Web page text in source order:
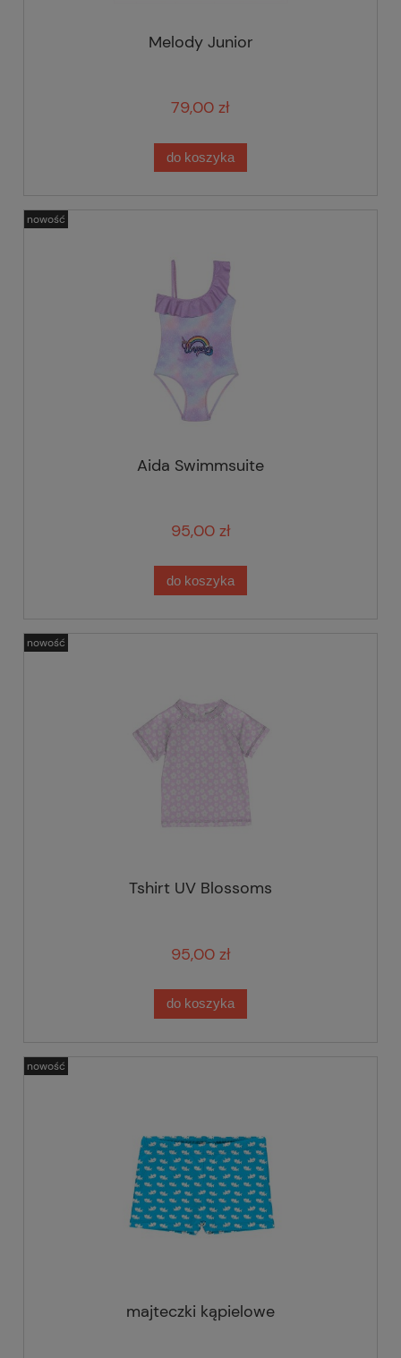
Melody Junior
79,00 zł
do koszyka
Aida Swimmsuite
95,00 zł
do koszyka
nowość
Tshirt UV Blossoms
95,00 zł
do koszyka
nowość
majteczki kąpielowe
nowość